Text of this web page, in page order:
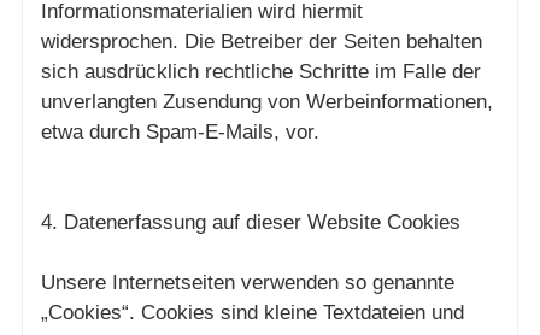
Informationsmaterialien wird hiermit
widersprochen. Die Betreiber der Seiten behalten
sich ausdrücklich rechtliche Schritte im Falle der
unverlangten Zusendung von Werbeinformationen,
etwa durch Spam-E-Mails, vor.
4. Datenerfassung auf dieser Website Cookies
Unsere Internetseiten verwenden so genannte
„Cookies“. Cookies sind kleine Textdateien und